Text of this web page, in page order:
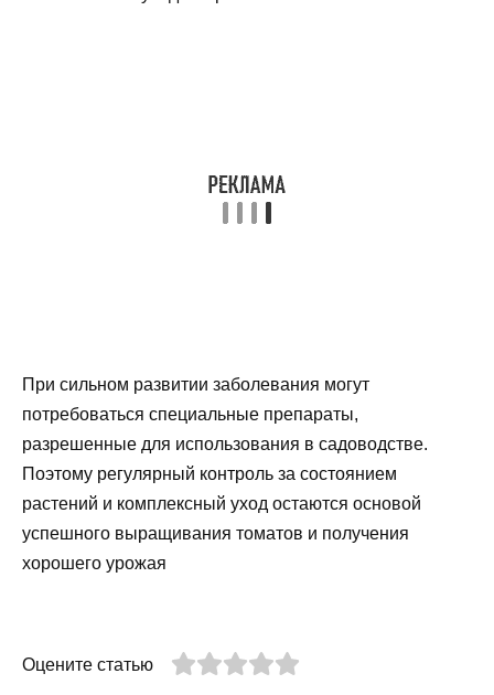
При сильном развитии заболевания могут
потребоваться специальные препараты,
разрешенные для использования в садоводстве.
Поэтому регулярный контроль за состоянием
растений и комплексный уход остаются основой
успешного выращивания томатов и получения
хорошего урожая
Оцените статью